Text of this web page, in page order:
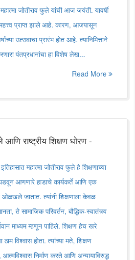
जोतीराव फुले यांची आज जयंती. यावर्षी
प्राप्त झाले आहे. कारण, आजपासून
उत्सवाचा प्रारंभ होत आहे. त्यानिमित्ताने
पंतप्रधानांचा हा विशेष लेख...
Read More
आणि राष्ट्रीय शिक्षण धोरण -
महात्मा जोतीराव फुले हे शिक्षणाच्या
आणणारे हाडाचे कार्यकर्ते आणि एक
जातात. त्यांनी शिक्षणाला केवळ
ते सामाजिक परिवर्तन, बौद्धिक-स्वातंत्र्य
माध्यम म्हणून पाहिले. शिक्षण हेच खरे
विश्वास होता. त्यांच्या मते, शिक्षण
निर्माण करते आणि अन्यायाविरुद्ध